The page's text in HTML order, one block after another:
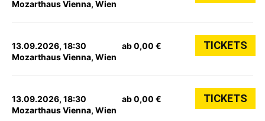
Mozarthaus Vienna, Wien
13.09.2026, 18:30
Mozarthaus Vienna, Wien
ab 0,00 € TICKETS
13.09.2026, 18:30
Mozarthaus Vienna, Wien
ab 0,00 € TICKETS